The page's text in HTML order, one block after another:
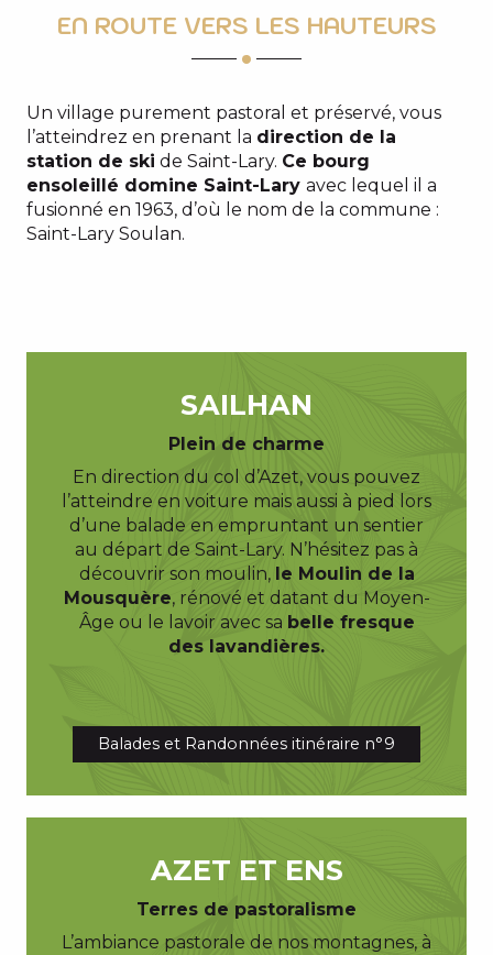
EN ROUTE VERS LES HAUTEURS
Un village purement pastoral et préservé, vous
l’atteindrez en prenant la direction de la
station de ski de Saint-Lary. Ce bourg
ensoleillé domine Saint-Lary avec lequel il a
fusionné en 1963, d’où le nom de la commune :
Saint-Lary Soulan.
SAILHAN
Plein de charme
En direction du col d’Azet, vous pouvez
l’atteindre en voiture mais aussi à pied lors
d’une balade en empruntant un sentier
au départ de Saint-Lary. N’hésitez pas à
découvrir son moulin, le Moulin de la
Mousquère, rénové et datant du Moyen-
Âge ou le lavoir avec sa belle fresque
des lavandières.
Balades et Randonnées itinéraire n°9
AZET ET ENS
Terres de pastoralisme
L’ambiance pastorale de nos montagnes, à